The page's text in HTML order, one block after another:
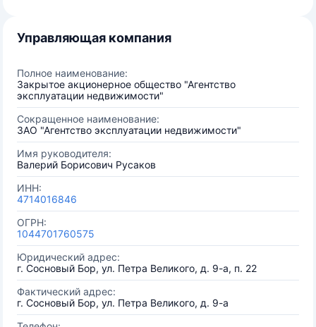
Управляющая компания
Полное наименование:
Закрытое акционерное общество "Агентство
эксплуатации недвижимости"
Сокращенное наименование:
ЗАО "Агентство эксплуатации недвижимости"
Имя руководителя:
Валерий Борисович Русаков
ИНН:
4714016846
ОГРН:
1044701760575
Юридический адрес:
г. Сосновый Бор, ул. Петра Великого, д. 9-а, п. 22
Фактический адрес:
г. Сосновый Бор, ул. Петра Великого, д. 9-а